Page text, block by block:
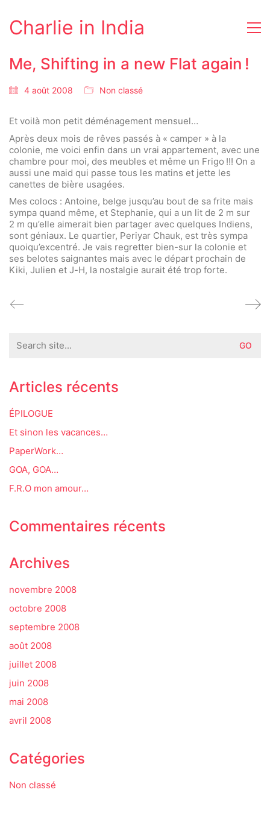
Charlie in India
Me, Shifting in a new Flat again !
4 août 2008 Non classé
Et voilà mon petit déménagement mensuel…
Après deux mois de rêves passés à « camper » à la
colonie, me voici enfin dans un vrai appartement, avec une
chambre pour moi, des meubles et même un Frigo !!! On a
aussi une maid qui passe tous les matins et jette les
canettes de bière usagées.
Mes colocs : Antoine, belge jusqu’au bout de sa frite mais
sympa quand même, et Stephanie, qui a un lit de 2 m sur
2 m qu’elle aimerait bien partager avec quelques Indiens,
sont géniaux. Le quartier, Periyar Chauk, est très sympa
quoiqu’excentré. Je vais regretter bien-sur la colonie et
ses belotes saignantes mais avec le départ prochain de
Kiki, Julien et J-H, la nostalgie aurait été trop forte.
for:
Articles récents
ÉPILOGUE
Et sinon les vacances…
PaperWork…
GOA, GOA…
F.R.O mon amour…
Commentaires récents
Archives
novembre 2008
octobre 2008
septembre 2008
août 2008
juillet 2008
juin 2008
mai 2008
avril 2008
Catégories
Non classé